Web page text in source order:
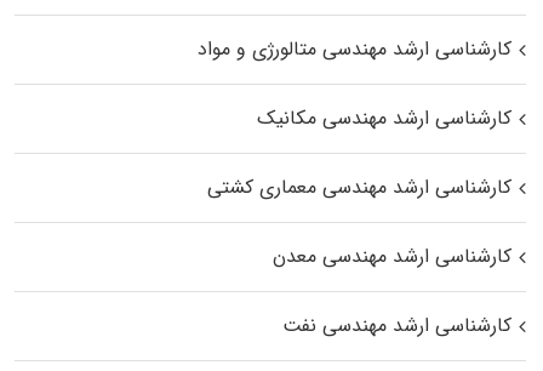
کارشناسی ارشد مهندسی متالورژی و مواد
کارشناسی ارشد مهندسی مکانیک
کارشناسی ارشد مهندسی معماری کشتی
کارشناسی ارشد مهندسی معدن
کارشناسی ارشد مهندسی نفت